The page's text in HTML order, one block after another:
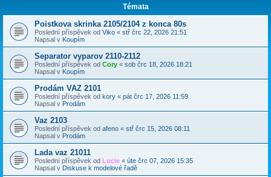
Témata
Poistkova skrinka 2105/2104 z konca 80s
Poslední příspěvek od Viko « stř črc 22, 2026 21:51
Napsal v Koupím
Separator vyparov 2110-2112
Poslední příspěvek od Cory « sob črc 18, 2026 18:21
Napsal v Koupím
Prodám VAZ 2101
Poslední příspěvek od kory « pát črc 17, 2026 11:59
Napsal v Prodám
Vaz 2103
Poslední příspěvek od afeno « stř črc 15, 2026 08:11
Napsal v Prodám
Lada vaz 21011
Poslední příspěvek od Lucie « úte črc 07, 2026 15:35
Napsal v Diskuse k modelové řadě